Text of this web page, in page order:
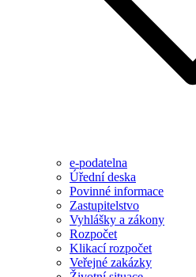
e-podatelna
Úřední deska
Povinné informace
Zastupitelstvo
Vyhlášky a zákony
Rozpočet
Klikací rozpočet
Veřejné zakázky